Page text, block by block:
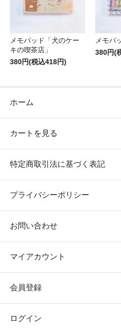
メモパッド「犬のケー
キの喫茶店」
380円(税込418円)
メモパ
380円(
ホーム
カートを見る
特定商取引法に基づく表記
プライバシーポリシー
お問い合わせ
マイアカウント
会員登録
ログイン